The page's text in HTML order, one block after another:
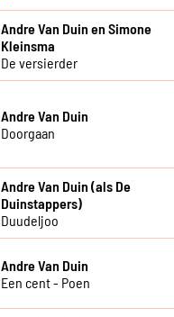
Andre Van Duin en Simone
Kleinsma
De versierder
Andre Van Duin
Doorgaan
Andre Van Duin (als De
Duinstappers)
Duudeljoo
Andre Van Duin
Een cent - Poen